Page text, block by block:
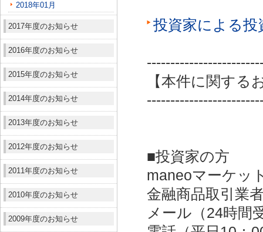
2018年01月
2017年度のお知らせ
2016年度のお知らせ
2015年度のお知らせ
2014年度のお知らせ
2013年度のお知らせ
2012年度のお知らせ
2011年度のお知らせ
2010年度のお知らせ
2009年度のお知らせ
投資家による
【本件に関する
■投資家の方
maneoマーケッ
金融商品取引業
メール（24時間